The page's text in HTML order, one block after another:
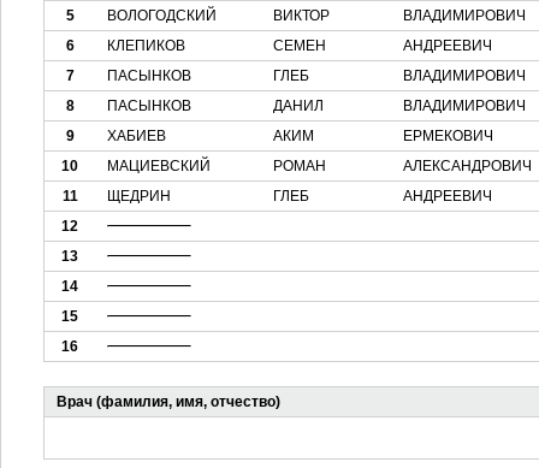
5
ВОЛОГОДСКИЙ ВИКТОР
ВЛАДИМИРОВИЧ
6
КЛЕПИКОВ СЕМЕН
АНДРЕЕВИЧ
7
ПАСЫНКОВ ГЛЕБ
ВЛАДИМИРОВИЧ
8
ПАСЫНКОВ ДАНИЛ
ВЛАДИМИРОВИЧ
9
ХАБИЕВ АКИМ
ЕРМЕКОВИЧ
10
МАЦИЕВСКИЙ РОМАН
АЛЕКСАНДРОВИЧ
11
ЩЕДРИН ГЛЕБ
АНДРЕЕВИЧ
12
13
14
15
16
Врач (фамилия, имя, отчество)